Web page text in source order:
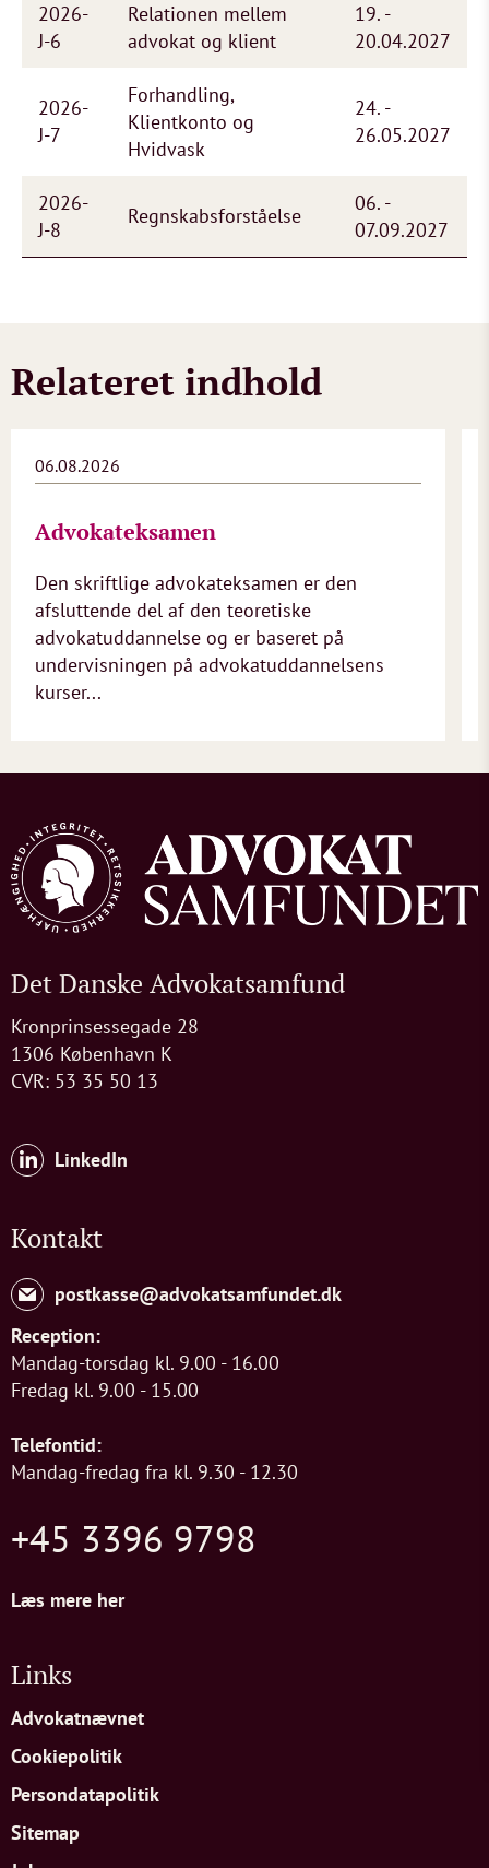
2026-
J-6
Relationen mellem
advokat og klient
19. -
20.04.2027
2026-
J-7
Forhandling,
Klientkonto og
Hvidvask
24. -
26.05.2027
2026-
J-8
Regnskabsforståelse
06. -
07.09.2027
Relateret indhold
06.08.2026
Advokateksamen
Den skriftlige advokateksamen er den
afsluttende del af den teoretiske
advokatuddannelse og er baseret på
undervisningen på advokatuddannelsens
kurser...
Det Danske Advokatsamfund
Kronprinsessegade 28
1306 København K
CVR: 53 35 50 13
LinkedIn
Kontakt
postkasse@advokatsamfundet.dk
Reception:
Mandag-torsdag kl. 9.00 - 16.00
Fredag kl. 9.00 - 15.00
Telefontid:
Mandag-fredag fra kl. 9.30 - 12.30
+45 3396 9798
Læs mere her
Links
Advokatnævnet
Cookiepolitik
Persondatapolitik
Sitemap